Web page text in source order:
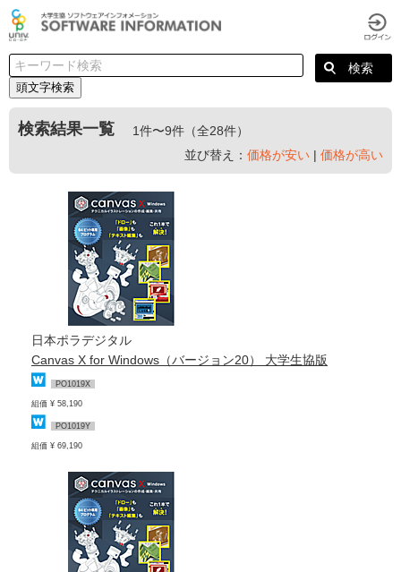
頭文字検索
検索結果一覧
1件〜9件（全28件）
並び替え： 価格が安い | 価格が高い
日本ポラデジタル
Canvas X for Windows（バージョン20） 大学生協版
PO1019X
組価 ¥ 58,190
PO1019Y
組価 ¥ 69,190